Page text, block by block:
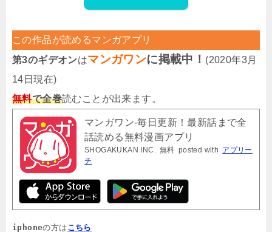
この作品が読めるマンガアプリ
第3のギデオンはマンガワンに掲載中！ (2020年3月
14日現在)
無料で全巻読むことが出来ます。
マンガワン-毎日更新！最新話まで全
話読める無料漫画アプリ
SHOGAKUKAN INC. 無料 posted with アプリー
チ
iphoneの方は こちら